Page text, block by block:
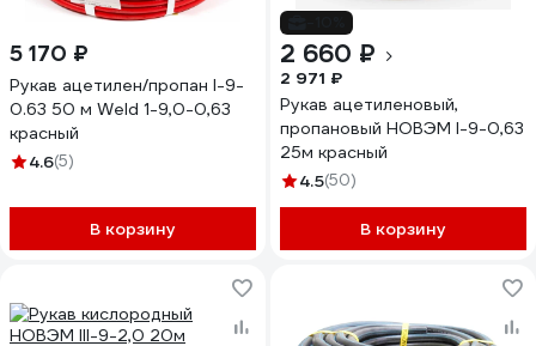
5 170 ₽
Рукав ацетилен/пропан I-9-
0.63 50 м Weld 1-9,0-0,63
красный
4.6(5)
В корзину
2 660 ₽
2 971 ₽
Рукав ацетиленовый,
пропановый НОВЭМ I-9-0,63
25м красный
4.5(50)
В корзину